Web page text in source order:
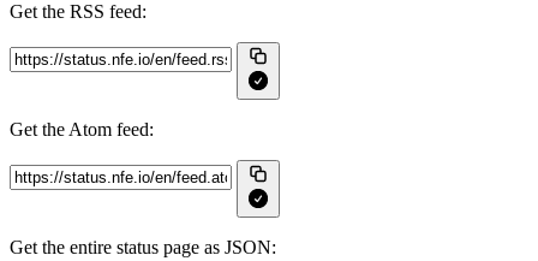
Get the RSS feed:
Get the Atom feed:
Get the entire status page as JSON: